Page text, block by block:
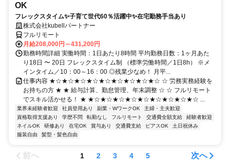
OK
フレックスタイム✨子育て世代60％活躍中✨在宅勤務手当あり
株式会社kubellパートナー
フルリモート
月給208,000円～431,200円
勤務時間詳細 実働時間：1日あたり8時間 平均勤務日数：1ヶ月あた
り18日 〜 20日 フレックスタイム制 （標準労働時間／1日8h） ※メ
インタイム／10：00～16：00 ◎残業少なめ！ 月平...
仕事内容 ★☆★☆★☆★☆★☆★☆★☆★☆★☆ ☆ 労務実務経験を
お持ちの方 ★ ★ 給与計算、勤怠管理、年末調整 ☆ ☆ フルリモート
でスキル活かせる！ ★ ★☆★☆★☆★☆★☆★☆★☆★☆★☆ ...
業界未経験者歓迎 社員登用あり 副業・WワークOK
主婦・主夫歓迎
資格取得支援あり
学歴不問 転勤なし フルリモート 交通費全額支給
経験者歓迎
ネイルOK
研修あり 在宅OK 賞与あり 交通費支給 ピアスOK
土日祝休み
服装自由
髪型・髪色自由
前へ 1 2 3 4 5 次へ